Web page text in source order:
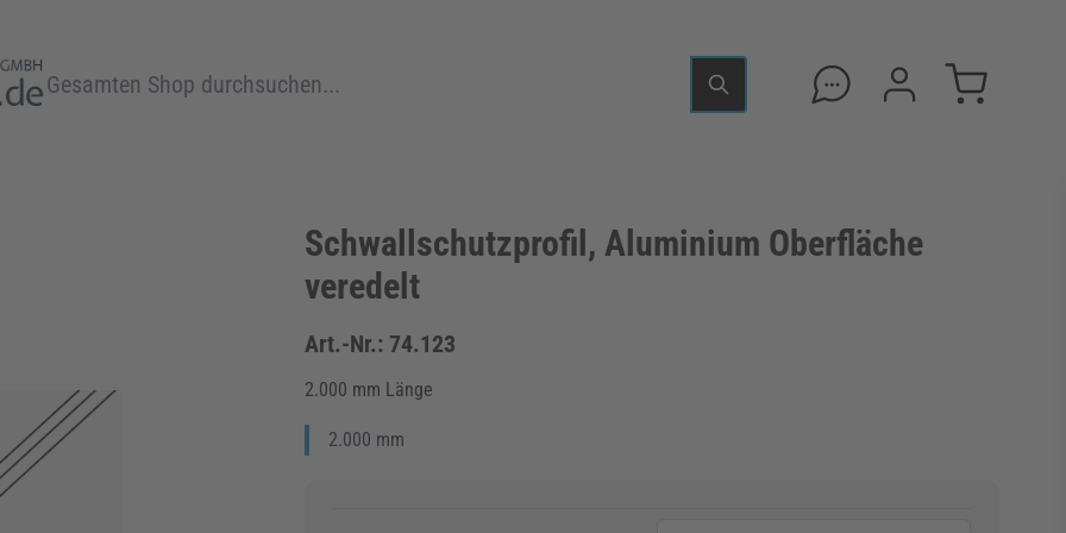
Schwallschutzprofil, Aluminium Oberfläche
veredelt
Art.-Nr.: 74.123
2.000 mm Länge
2.000 mm